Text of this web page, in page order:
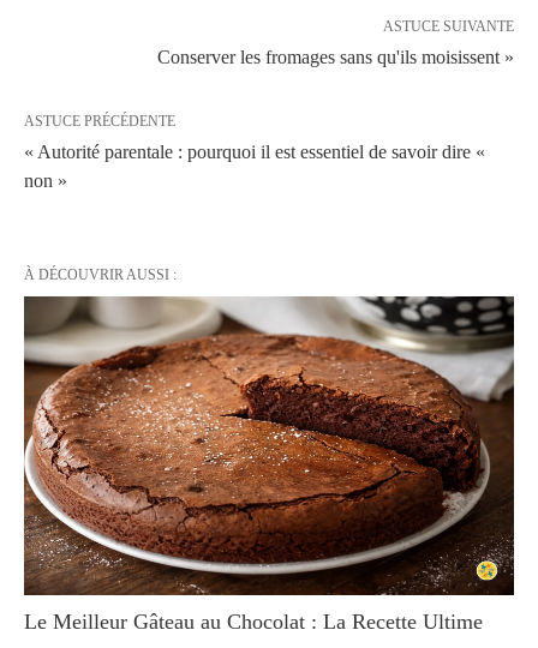
ASTUCE SUIVANTE
Conserver les fromages sans qu'ils moisissent »
ASTUCE PRÉCÉDENTE
« Autorité parentale : pourquoi il est essentiel de savoir dire «
non »
À DÉCOUVRIR AUSSI :
Le Meilleur Gâteau au Chocolat : La Recette Ultime